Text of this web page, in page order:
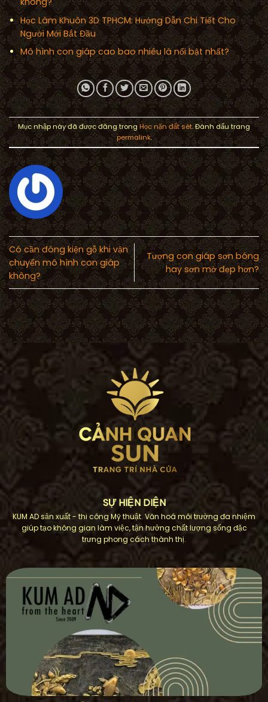
Học Làm Khuôn 3D TPHCM: Hướng Dẫn Chi Tiết Cho
Người Mới Bắt Đầu
Mô hình con giáp cao bao nhiêu là nổi bật nhất?
Mục nhập này đã được đăng trongHọc nặn đất sét. Đánh dấu trang
permalink.
Có cần đóng kiện gỗ khi vận
chuyển mô hình con giáp
không?
Tượng con giáp sơn bóng
hay sơn mờ đẹp hơn?
SỰ HIỆN DIỆN
KUM AD sản xuất - thi công Mỹ thuật. Văn hoá môi trường đa nhiệm
giúp tạo không gian làm việc, tận hưởng chất lượng sống đặc
trưng phong cách thành thị.